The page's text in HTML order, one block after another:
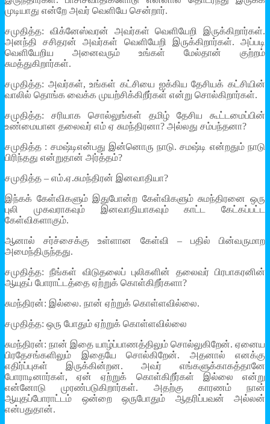
முடியாது என்றே அவர் வெளியே சென்றார்.
சமுதித்த: விக்னேஸ்வரன் அவர்கள் வெளியேறி இருக்கிறார்கள்.
அனந்தி சசிதரன் அவர்கள் வெளியேறி இருக்கிறார்கள். அப்படி
வெளியேறிய அனைவரும் உங்கள் மேல்தான் குற்றம்
சுமத்துகிறார்கள்.
சமுதித்த: அவர்கள், உங்கள் கட்சியை ஐக்கிய தேசியக் கட்சியின்
வாலில் தொங்க வைக்க முயற்சிக்கிறீர்கள் என்று சொல்கிறார்கள்.
சமுதித்த: சரியாக சொல்லுங்கள் தமிழ் தேசிய கூட்டமைப்பின்
உண்மையான தலைவர் எம் ஏ சுமந்திரனா? அல்லது சம்பந்தனா?
சமுதித்த : சமஷ்டிஎன்பது இன்னொரு நாடு. சமஷ்டி என்றதும் நாடு
பிரிந்தது என்றுதான் அர்த்தம்?
சமுதித்த – எம்.ஏ.சுமந்திரன் இனவாதியா?
இந்கக் கேள்விகளும் இதுபோன்ற கேள்விகளும் சுமந்திரனை ஒரு
புலி முகவராகவும் இனவாதியாகவும் காட்ட கேட்கப்பட்ட
கேள்விகளாகும்.
ஆனால் சர்ச்சைக்கு உள்ளான கேள்வி – பதில் பின்வருமாற
அமைந்திருந்தது.
சமுதித்த: நீங்கள் விடுதலைப் புலிகளின் தலைவர் பிரபாகரனின்
ஆயுதப் போராட்டத்தை ஏற்றுக் கொள்கிறீர்களா?
சுமந்திரன்: இல்லை. நான் ஏற்றுக் கொள்ளவில்லை.
சமுதித்த: ஒரு போதும் ஏற்றுக் கொள்ளவில்லை
சுமந்திரன்: நான் இதை யாழ்ப்பாணத்திலும் சொல்லுகிறேன். ஏனைய
பிரதேசங்களிலும் இதையே சொல்கிறேன். அதனால் எனக்கு
எதிர்ப்புகள் இருக்கின்றன. அவர் எங்களுக்காகத்தானே
போராடினார்கள், ஏன் ஏற்றுக் கொள்கிறீர்கள் இல்லை என்று
என்னோடு முரண்படுகிறார்கள். அதற்கு காரணம் நான்
ஆயுதப்போராட்டம் ஒன்றை ஒருபோதும் ஆதரிப்பவன் அல்லன்
என்பதுதான்.